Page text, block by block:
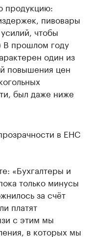
продукцию:
пивовары
чтобы
В прошлом году
один из
повышения цен
был даже ниже
в ЕНС
«Бухгалтеры и
только минусы
за счёт
платят
с этим мы
в которых мы